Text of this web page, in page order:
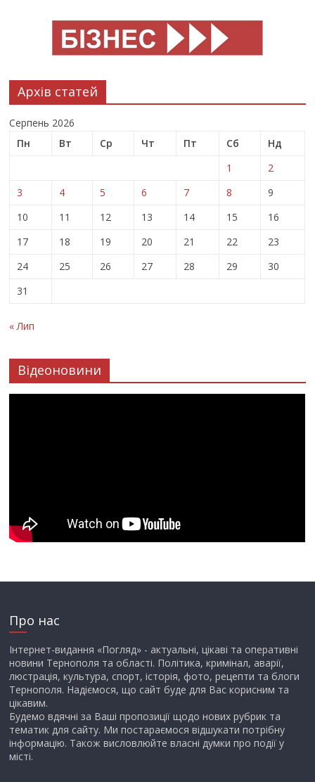
Архів статей
Серпень 2026
Пн
Вт Ср Чт Пт Сб
Нд
1
2
3
4 5 6 7 8
9
10
11 12 13 14 15
16
17
18 19 20 21 22
23
24
25 26 27 28 29
30
31
« Лип
Відеоновини
Про нас
Інтернет-видання «Погляд» - актуальні, цікаві та оперативні
новини Тернополя та області. Політика, кримінал, аварії,
люстрація, культура, спорт, історія, фото, рецепти та блоги
Тернополя. Надіємося, що сайт буде для Вас корисним та
цікавим.
Будемо вдячні за Ваші пропозиції щодо нових рубрик та
тематик для сайту. Ми постараємося відшукати потрібну
інформацію. Також висловлюйте власні думки про події у
місті.